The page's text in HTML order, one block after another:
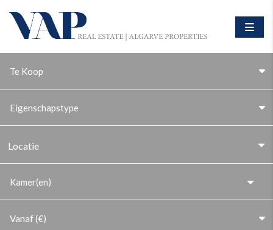
Te Koop
Eigenschapstype
Locatie
Vanaf (€)